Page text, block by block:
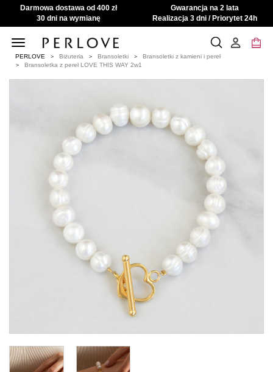
Darmowa dostawa od 400 zł
Gwarancja na 2 lata
30 dni na wymianę
Realizacja 3 dni / Priorytet 24h
Toggle
navigation
PERLOVE Biżuteria Bransoletki
Bransoletki z kamieni i pereł
Bransoletka z pereł LOVE THIS WAY 2w1